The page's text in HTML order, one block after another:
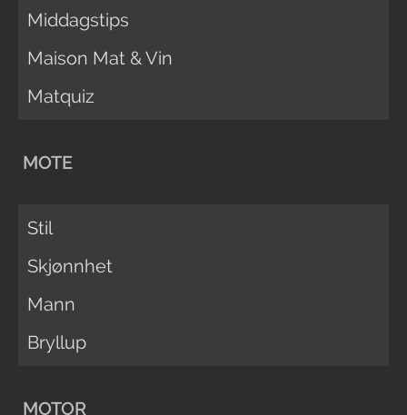
Middagstips
Maison Mat & Vin
Matquiz
MOTE
Stil
Skjønnhet
Mann
Bryllup
MOTOR